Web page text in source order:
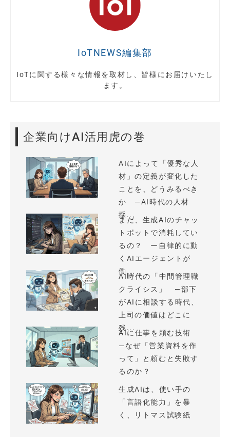
IoTNEWS編集部
IoTに関する様々な情報を取材し、皆様にお届けいたし
ます。
企業向けAI活用虎の巻
AIによって「優秀な人
材」の定義が変化した
ことを、どうみるべき
か —AI時代の人材
採...
まだ、生成AIのチャッ
トボットで消耗してい
るの？ ー自律的に動
くAIエージェントが
働...
AI時代の「中間管理職
クライシス」 —部下
がAIに相談する時代、
上司の価値はどこに
残...
AIに仕事を頼む技術
—なぜ「営業資料を作
って」と頼むと失敗す
るのか？
生成AIは、使い手の
「言語化能力」を暴
く、リトマス試験紙